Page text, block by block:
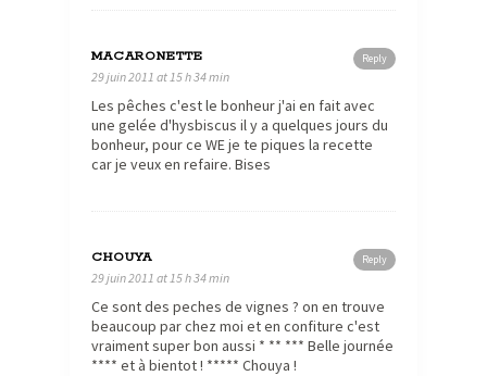
Reply
MACARONETTE
29 juin 2011 at 15 h 34 min
Les pêches c'est le bonheur j'ai en fait avec
une gelée d'hysbiscus il y a quelques jours du
bonheur, pour ce WE je te piques la recette
car je veux en refaire. Bises
Reply
CHOUYA
29 juin 2011 at 15 h 34 min
Ce sont des peches de vignes ? on en trouve
beaucoup par chez moi et en confiture c'est
vraiment super bon aussi * ** *** Belle journée
**** et à bientot ! ***** Chouya !